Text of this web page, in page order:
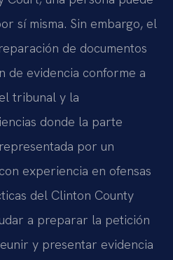
sí misma. Sin embargo, el
de documentos
de evidencia conforme a
tribunal y la
donde la parte
por un
experiencia en ofensas
del Clinton County
a preparar la petición
y presentar evidencia